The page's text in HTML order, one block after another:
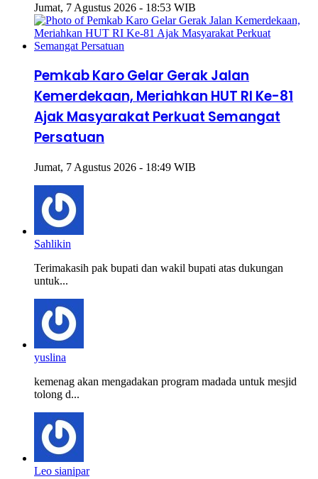
Jumat, 7 Agustus 2026 - 18:53 WIB
Pemkab Karo Gelar Gerak Jalan
Kemerdekaan, Meriahkan HUT RI Ke-81
Ajak Masyarakat Perkuat Semangat
Persatuan
Jumat, 7 Agustus 2026 - 18:49 WIB
Sahlikin
Terimakasih pak bupati dan wakil bupati atas dukungan
untuk...
yuslina
kemenag akan mengadakan program madada untuk mesjid
tolong d...
Leo sianipar